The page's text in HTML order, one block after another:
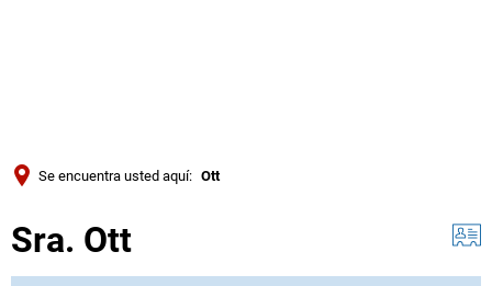
Se encuentra usted aquí: Ott
Sra. Ott